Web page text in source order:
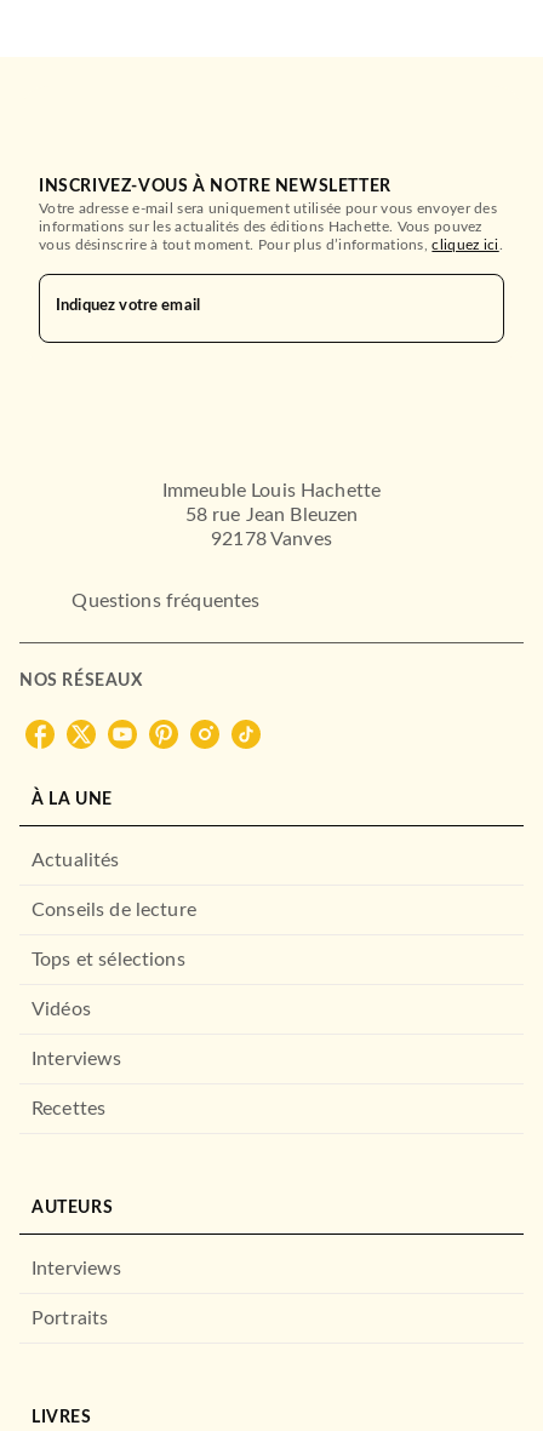
INSCRIVEZ-VOUS À NOTRE NEWSLETTER
Votre adresse e-mail sera uniquement utilisée pour vous envoyer des
informations sur les actualités des éditions Hachette. Vous pouvez
vous désinscrire à tout moment. Pour plus d’informations,cliquez ici
Indiquez votre email
Immeuble Louis Hachette
58 rue Jean Bleuzen
92178 Vanves
Questions fréquentes
NOS RÉSEAUX
À LA UNE
Actualités
Conseils de lecture
Tops et sélections
Vidéos
Interviews
Recettes
AUTEURS
Interviews
Portraits
LIVRES